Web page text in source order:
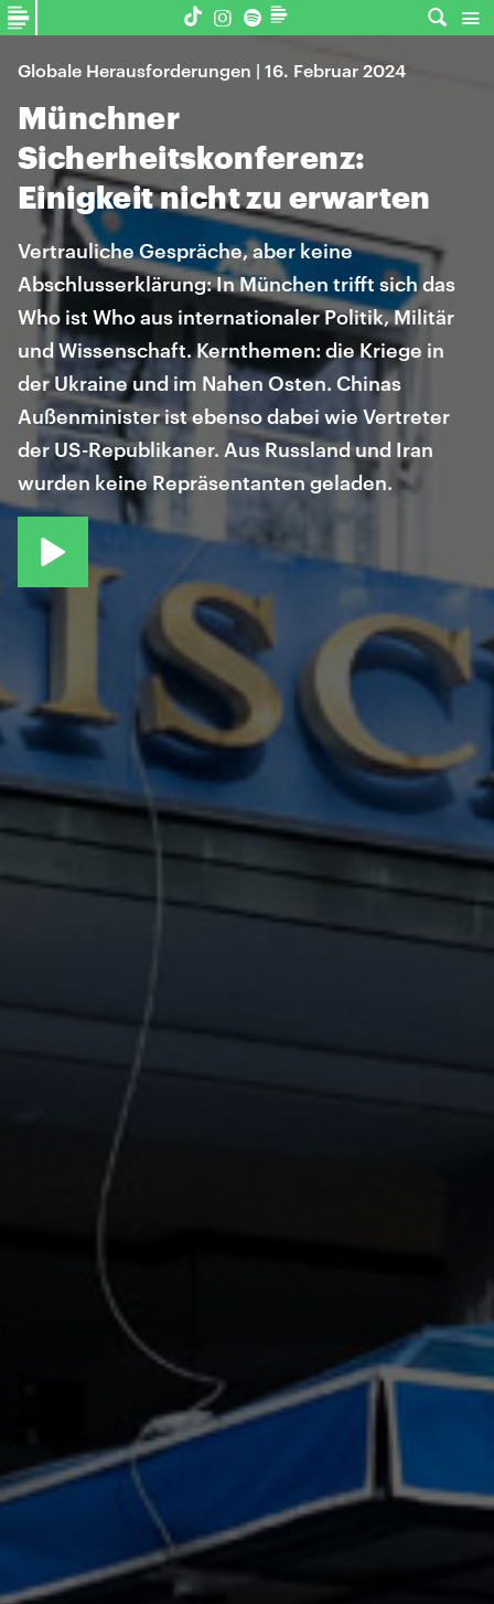
Globale Herausforderungen | 16. Februar 2024
Münchner
Sicherheitskonferenz:
Einigkeit nicht zu erwarten
Vertrauliche Gespräche, aber keine
Abschlusserklärung: In München trifft sich das
Who ist Who aus internationaler Politik, Militär
und Wissenschaft. Kernthemen: die Kriege in
der Ukraine und im Nahen Osten. Chinas
Außenminister ist ebenso dabei wie Vertreter
der US-Republikaner. Aus Russland und Iran
wurden keine Repräsentanten geladen.